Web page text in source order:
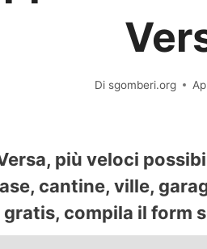
Di sgomberi.org
più veloci
cantine, ville,
compila il form